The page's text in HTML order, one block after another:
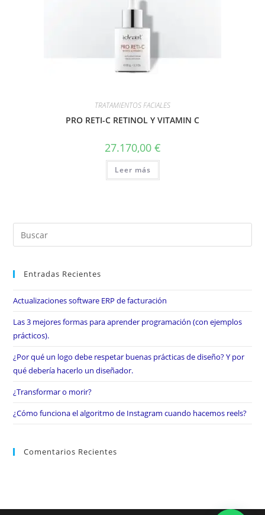
TRATAMIENTOS FACIALES
PRO RETI-C RETINOL Y VITAMIN C
27.170,00 €
Leer más
Entradas Recientes
Actualizaciones software ERP de facturación
Las 3 mejores formas para aprender programación (con ejemplos
prácticos).
¿Por qué un logo debe respetar buenas prácticas de diseño? Y por
qué debería hacerlo un diseñador.
¿Transformar o morir?
¿Cómo funciona el algoritmo de Instagram cuando hacemos reels?
Comentarios Recientes